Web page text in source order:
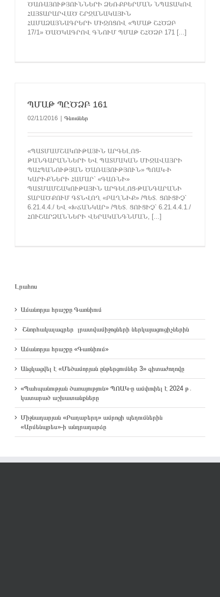
ԾԱՌԱՅՈՒԹՅՈՒՆՆԵՐԻ ՁԵՌՔԲԵՐՄԱՆ ՆՊԱՏԱԿՈՎ
ՀԱՅՏԱՐԱՐՎԱԾ ՇՐՋԱՆԱԿԱՅԻՆ
ՀԱՄԱՁԱՅՆԱԳՐԵՐԻ ՄԻՋՈՑՈՎ «ՊՄԱԹ ՇՀԾՁԲ
17/1» ԾԱԾԿԱԳՐՈՎ ԳՆՈՒՄ ՊՄԱԹ ՇՀԾՁԲ 171 [...]
ՊՄԱԹ ՊԸԾՁԲ 161
02/11/2016 Գնումներ
«ՊԱՏՄԱՄՇԱԿՈՒԹԱՅԻՆ ԱՐԳԵԼՈՑ-
ԹԱՆԳԱՐԱՆՆԵՐԻ ԵՎ ՊԱՏՄԱԿԱՆ ՄԻՋԱՎԱՅՐԻ
ՊԱՀՊԱՆՈՒԹՅԱՆ ԾԱՌԱՅՈՒԹՅՈՒՆ» ՊՈԱԿ-Ի
ԿԱՐԻՔՆԵՐԻ ՀԱՄԱՐ` «ԳԱՌՆԻ»
ՊԱՏՄԱՄՇԱԿՈՒԹԱՅԻՆ ԱՐԳԵԼՈՑ-ԹԱՆԳԱՐԱՆԻ
ՏԱՐԱԾՔՈՒՄ ԳՏՆՎՈՂ «ԲԱՂՆԻՔ» /ՊԵՏ. ՑՈՒՑԻՉ`
6.21.4.4./ ԵՎ «ԽՃԱՆԿԱՐ» /ՊԵՏ. ՑՈՒՑԻՉ` 6.21.4.4.1./
ՀՈՒՇԱՐՁԱՆՆԵՐԻ ՎԵՐԱԿԱՆԳՆՄԱՆ, [...]
Լրահոս
Ամանորյա հրաշքը Գառնիում
Շնորհակալագրեր լրատվամիջոցների ներկայացուցիչներին
Ամանորյա հրաշքը «Գառնիում»
Անցկացվել է «Մեծամորյան ընթերցումներ 3» գիտաժողովը
«Պահպանության ծառայություն» ՊՈԱԿ-ը ամփոփել է 2024 թ․
կատարած աշխատանքները
Միջնադարյան «Բաղաբերդ» ամրոցի պեղումներին
«Արմենպրես»-ի անդրադարձը